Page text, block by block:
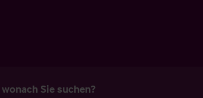
Sie suchen?